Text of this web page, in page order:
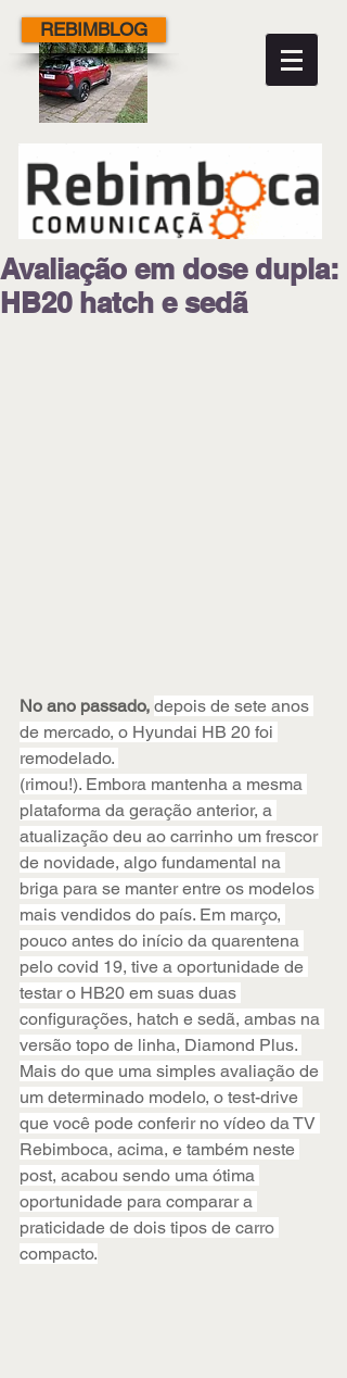
REBIMBLOG
Avaliação em dose dupla:
HB20 hatch e sedã
No ano passado, depois de sete anos
de mercado, o Hyundai HB 20 foi
remodelado.
(rimou!). Embora mantenha a mesma
plataforma da geração anterior, a
atualização deu ao carrinho um frescor
de novidade, algo fundamental na
briga para se manter entre os modelos
mais vendidos do país. Em março,
pouco antes do início da quarentena
pelo covid 19, tive a oportunidade de
testar o HB20 em suas duas
configurações, hatch e sedã, ambas na
versão topo de linha, Diamond Plus.
Mais do que uma simples avaliação de
um determinado modelo, o test-drive
que você pode conferir no vídeo da TV
Rebimboca, acima, e também neste
post, acabou sendo uma ótima
oportunidade para comparar a
praticidade de dois tipos de carro
compacto.